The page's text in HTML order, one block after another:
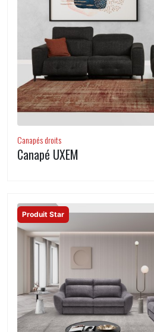
Canapés droits
Canapé UXEM
Produit Star